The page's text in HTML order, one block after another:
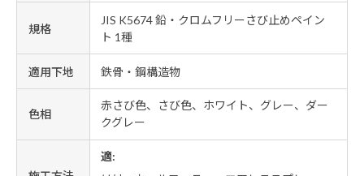
規格
JIS K5674 鉛・クロムフリーさび止めペイン
ト 1種
適用下地 鉄骨・鋼構造物
色相
赤さび色、さび色、ホワイト、グレー、ダー
クグレー
適: